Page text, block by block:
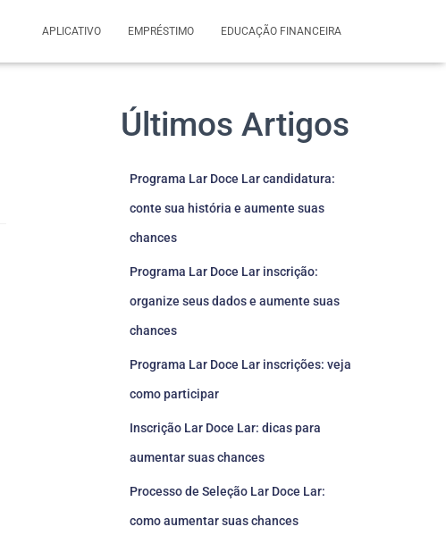
APLICATIVO EMPRÉSTIMO EDUCAÇÃO FINANCEIRA
Últimos Artigos
Programa Lar Doce Lar candidatura:
conte sua história e aumente suas
chances
Programa Lar Doce Lar inscrição:
organize seus dados e aumente suas
chances
Programa Lar Doce Lar inscrições: veja
como participar
Inscrição Lar Doce Lar: dicas para
aumentar suas chances
Processo de Seleção Lar Doce Lar:
como aumentar suas chances